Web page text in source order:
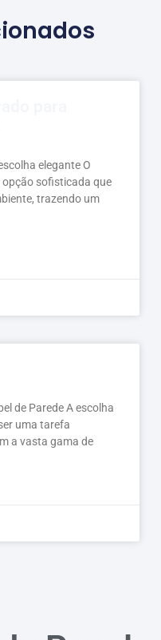
elegante O
opção sofisticada que
trazendo um
de Parede A escolha
uma tarefa
a vasta gama de